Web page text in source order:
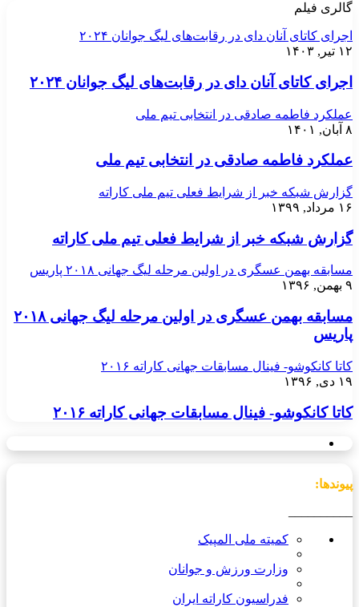
گالری فیلم
اجرای کاتای آنان دای در رقابت‌های لیگ جوانان ۲۰۲۴
۱۲ تیر, ۱۴۰۳
اجرای کاتای آنان دای در رقابت‌های لیگ جوانان ۲۰۲۴
عملکرد فاطمه صادقی در انتخابی تیم ملی
۸ آبان, ۱۴۰۱
عملکرد فاطمه صادقی در انتخابی تیم ملی
گزارش شبکه خبر از شرایط فعلی تیم ملی کاراته
۱۶ مرداد, ۱۳۹۹
گزارش شبکه خبر از شرایط فعلی تیم ملی کاراته
مسابقه بهمن عسگری در اولین مرحله لیگ جهانی ۲۰۱۸ پاریس
۹ بهمن, ۱۳۹۶
مسابقه بهمن عسگری در اولین مرحله لیگ جهانی ۲۰۱۸
پاریس
کاتا کانکوشو- فینال مسابقات جهانی کاراته ۲۰۱۶
۱۹ دی, ۱۳۹۶
کاتا کانکوشو- فینال مسابقات جهانی کاراته ۲۰۱۶
پیوندها:
کمیته ملی المپیک
وزارت ورزش و جوانان
فدراسیون کاراته ایران